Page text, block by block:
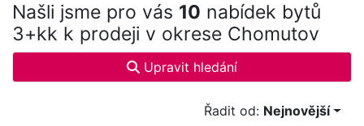
Našli jsme pro vás 10 nabídek bytů
3+kk k prodeji v okrese Chomutov
Upravit hledání
Řadit od: Nejnovější